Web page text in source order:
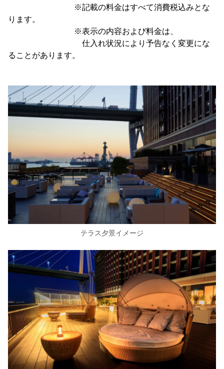
※記載の料金はすべて消費税込みとな
ります。
※表示の内容および料金は、
仕入れ状況により予告なく変更にな
ることがあります。
テラス夕景イメージ